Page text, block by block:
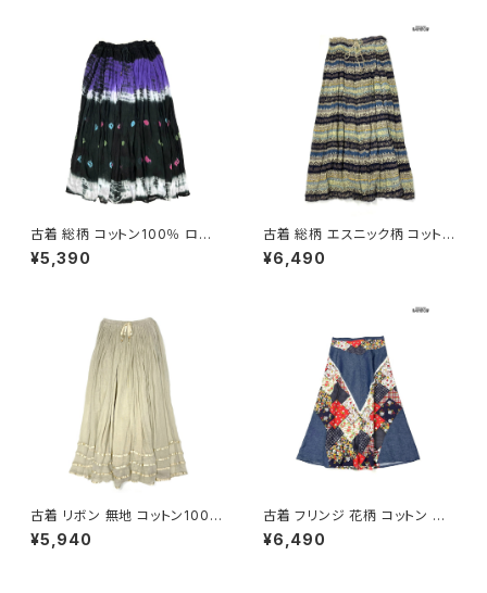
古着 総柄 コットン100％ ロン
グ丈 スカート 黒 紫 (ba26070
20)
¥5,390
古着 総柄 エスニック柄 コットン
100％ ロング丈 スカート ダー
クグリーン (btu2604019)
¥6,490
古着 リボン 無地 コットン100％
ロング丈 スカート ベージュ (ba
2607019)
¥5,940
古着 フリンジ 花柄 コットン ロ
ング丈 スカート 紺 (btu26030
13)
¥6,490